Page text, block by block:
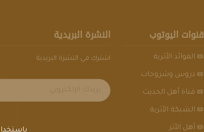
قنوات اليوتوب
الفوائد الأثرية
دروس وشروحات
قناة أهل الحديث
الشبكة الأثرية
أهل الأثر
النشرة البريدية
اشترك في النشرة البريدية